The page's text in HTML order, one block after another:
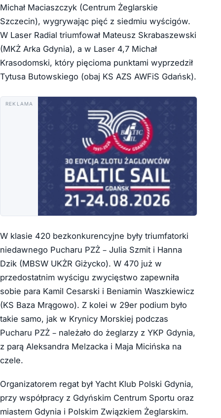
Michał Maciaszczyk (Centrum Żeglarskie
Szczecin), wygrywając pięć z siedmiu wyścigów.
W Laser Radial triumfował Mateusz Skrabaszewski
(MKŻ Arka Gdynia), a w Laser 4,7 Michał
Krasodomski, który pięcioma punktami wyprzedził
Tytusa Butowskiego (obaj KS AZS AWFiS Gdańsk).
REKLAMA
W klasie 420 bezkonkurencyjne były triumfatorki
niedawnego Pucharu PZŻ – Julia Szmit i Hanna
Dzik (MBSW UKŻR Giżycko). W 470 już w
przedostatnim wyścigu zwycięstwo zapewniła
sobie para Kamil Cesarski i Beniamin Waszkiewicz
(KS Baza Mrągowo). Z kolei w 29er podium było
takie samo, jak w Krynicy Morskiej podczas
Pucharu PZŻ – należało do żeglarzy z YKP Gdynia,
z parą Aleksandra Melzacka i Maja Micińska na
czele.
Organizatorem regat był Yacht Klub Polski Gdynia,
przy współpracy z Gdyńskim Centrum Sportu oraz
miastem Gdynia i Polskim Związkiem Żeglarskim.